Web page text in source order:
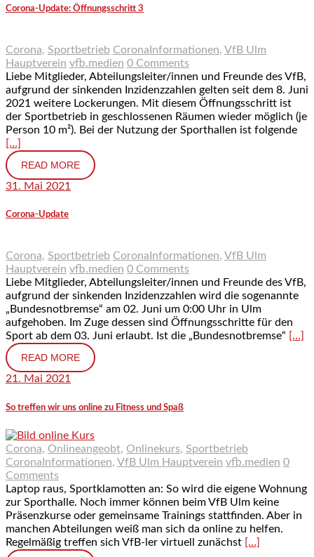
Corona-Update: Öffnungsschritt 3
Corona, Sportbetrieb CoronaInformationen, VfB Ulm
Hauptverein vfb.medien 0 Comments
Liebe Mitglieder, Abteilungsleiter/innen und Freunde des VfB,
aufgrund der sinkenden Inzidenzzahlen gelten seit dem 8. Juni
2021 weitere Lockerungen. Mit diesem Öffnungsschritt ist
der Sportbetrieb in geschlossenen Räumen wieder möglich (je
Person 10 m²). Bei der Nutzung der Sporthallen ist folgende
[…]
READ MORE
31. Mai 2021
Corona-Update
Corona, Sportbetrieb CoronaInformationen, VfB Ulm
Hauptverein vfb.medien 0 Comments
Liebe Mitglieder, Abteilungsleiter/innen und Freunde des VfB,
aufgrund der sinkenden Inzidenzzahlen wird die sogenannte
„Bundesnotbremse“ am 02. Juni um 0:00 Uhr in Ulm
aufgehoben. Im Zuge dessen sind Öffnungsschritte für den
Sport ab dem 03. Juni erlaubt. Ist die „Bundesnotbremse“ […]
READ MORE
21. Mai 2021
So treffen wir uns online zu Fitness und Spaß
Corona, Onlineangeobt, Onlinekurs, Sportbetrieb
CoronaInformationen, VfB Ulm Hauptverein vfb.medien 0
Comments
Laptop raus, Sportklamotten an: So wird die eigene Wohnung
zur Sporthalle. Noch immer können beim VfB Ulm keine
Präsenzkurse oder gemeinsame Trainings stattfinden. Aber in
manchen Abteilungen weiß man sich da online zu helfen.
Regelmäßig treffen sich VfB-ler virtuell zunächst […]